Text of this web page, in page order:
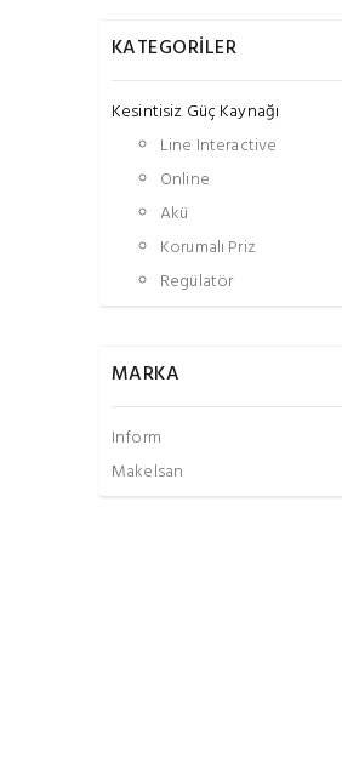
KATEGORİLER
Kesintisiz Güç Kaynağı
Line Interactive
Online
Akü
Korumalı Priz
Regülatör
MARKA
Inform
Makelsan